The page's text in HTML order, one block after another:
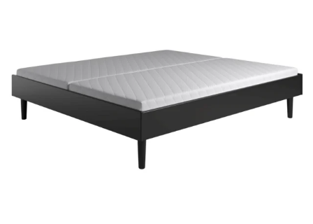
Sovesofaer
Vælg efter størrelse
2-personers sovesofaer
3-personers sovesofaer
Vælg efter funktion
Sovesofaer med opbevaring
Sovesofaer med chaiselong